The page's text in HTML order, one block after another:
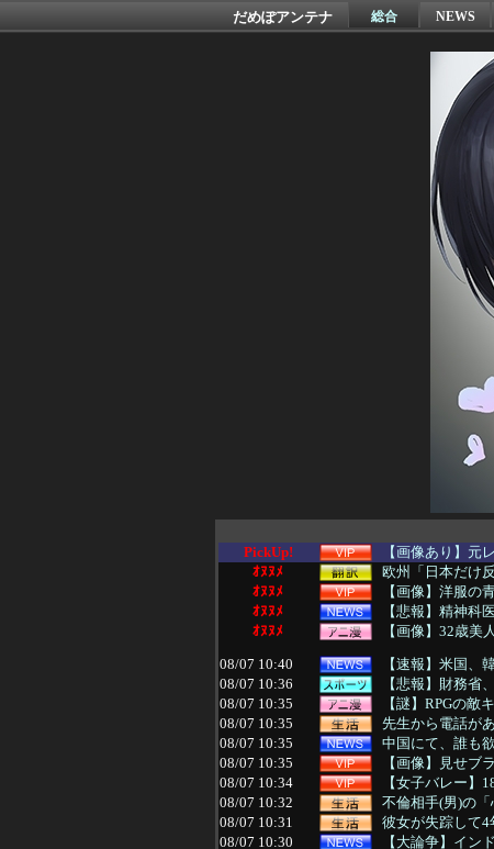
だめぽアンテナ 総合 NEWS
PickUp!
【画像あり】元
ｵﾇﾇﾒ
欧州「日本だけ
ｵﾇﾇﾒ
【画像】洋服の
ｵﾇﾇﾒ
【悲報】精神科
ｵﾇﾇﾒ
【画像】32歳美
08/07 10:40
【速報】米国、
08/07 10:36
【悲報】財務省
08/07 10:35
【謎】RPGの
08/07 10:35
先生から電話が
08/07 10:35
中国にて、誰も
08/07 10:35
【画像】見せブ
08/07 10:34
【女子バレー】
08/07 10:32
不倫相手(男)の
08/07 10:31
彼女が失踪して
08/07 10:30
【大論争】イン